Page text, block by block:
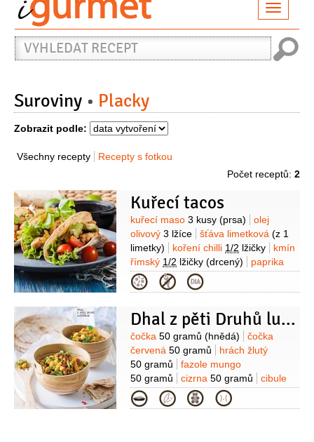
Vyhledat
recept
Suroviny Placky
Zobrazit podle:
Všechny recepty
Recepty s fotkou
Počet receptů: 2
Kuřecí tacos
Suroviny
kuřecí maso 3 kusy (prsa)
olej
olivový 3 lžíce šťáva limetková (z 1
limetky)
koření chilli 1/2 lžičky
kmín
římský 1/2 lžičky (drcený)
paprika
zauzená1/2 lžičky
3 stroužky
placky24 kusů (kukuřičné
Kategorie
Dhal z pěti Druhů luštěnin
Suroviny
čočka 50 gramů (hnědá)
čočka
červená 50 gramů
hrách žlutý
50 gramů
fazole mungo
50 gramů
cizrna 50 gramů
cibule
1 kus
česnek3 stroužky
(cca2 cm)
kurkuma1 lžička
Kategorie